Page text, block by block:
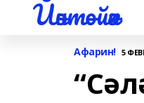
Йәнтөйәк
Афарин! 5